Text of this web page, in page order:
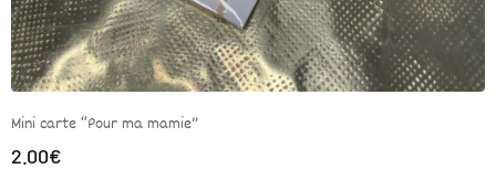
Mini carte “Pour ma mamie”
2.00€